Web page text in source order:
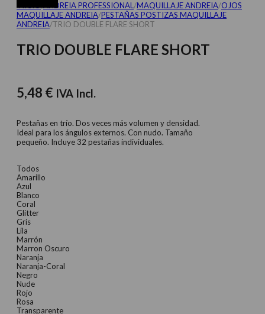
ANDREIA PROFESSIONAL /MAQUILLAJE ANDREIA/OJOS
MAQUILLAJE ANDREIA/PESTAÑAS POSTIZAS MAQUILLAJE
ANDREIA/TRIO DOUBLE FLARE SHORT
TRIO DOUBLE FLARE SHORT
5,48 € IVA Incl.
Pestañas en trío. Dos veces más volumen y densidad.
Ideal para los ángulos externos. Con nudo. Tamaño
pequeño. Incluye 32 pestañas individuales.
Todos
Amarillo
Azul
Blanco
Coral
Glitter
Gris
Lila
Marrón
Marron Oscuro
Naranja
Naranja-Coral
Negro
Nude
Rojo
Rosa
Transparente